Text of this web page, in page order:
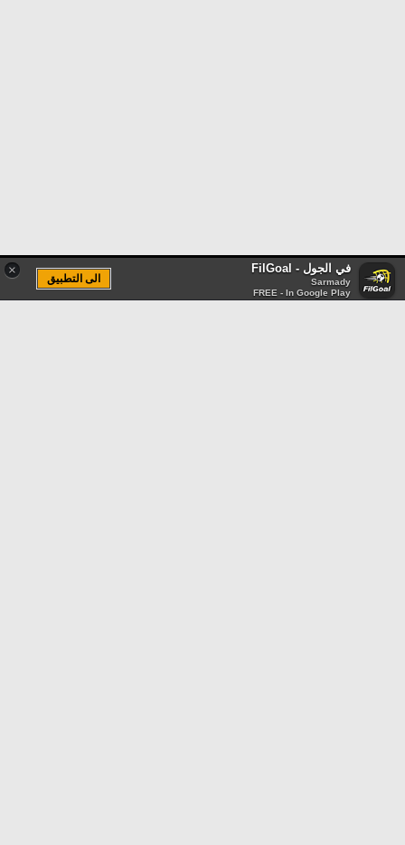
× في الجول - FilGoal
Sarmady
FREE - In Google Play
الى التطبيق